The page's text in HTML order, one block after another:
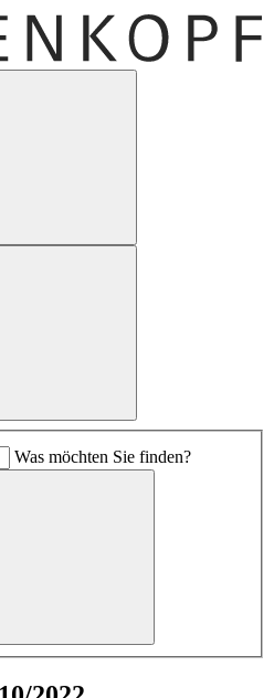
Was möchten Sie finden?